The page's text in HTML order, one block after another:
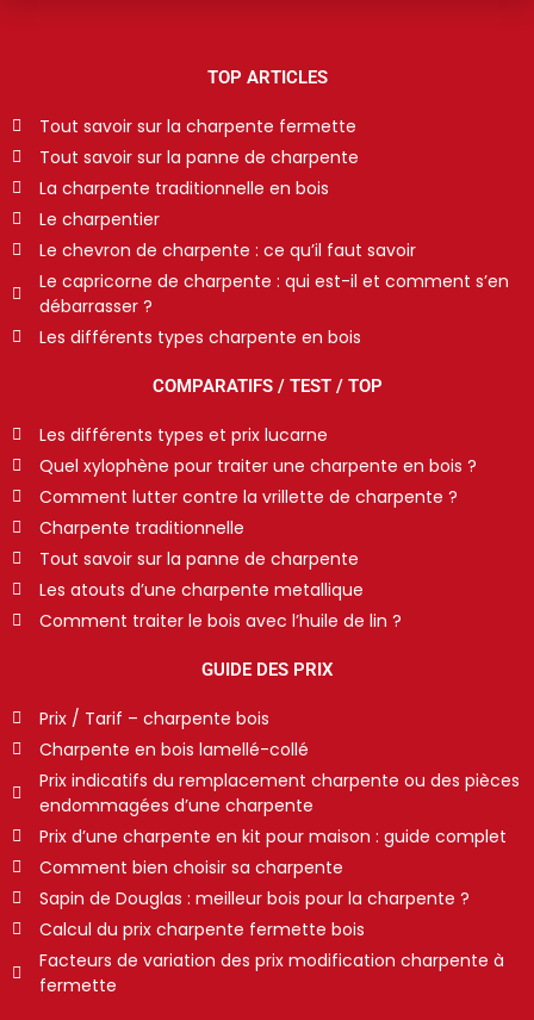
TOP ARTICLES
Tout savoir sur la charpente fermette
Tout savoir sur la panne de charpente
La charpente traditionnelle en bois
Le charpentier
Le chevron de charpente : ce qu’il faut savoir
Le capricorne de charpente : qui est-il et comment s’en
débarrasser ?
Les différents types charpente en bois
COMPARATIFS / TEST / TOP
Les différents types et prix lucarne
Quel xylophène pour traiter une charpente en bois ?
Comment lutter contre la vrillette de charpente ?
Charpente traditionnelle
Tout savoir sur la panne de charpente
Les atouts d’une charpente metallique
Comment traiter le bois avec l’huile de lin ?
GUIDE DES PRIX
Prix / Tarif – charpente bois
Charpente en bois lamellé-collé
Prix indicatifs du remplacement charpente ou des pièces
endommagées d’une charpente
Prix d’une charpente en kit pour maison : guide complet
Comment bien choisir sa charpente
Sapin de Douglas : meilleur bois pour la charpente ?
Calcul du prix charpente fermette bois
Facteurs de variation des prix modification charpente à
fermette